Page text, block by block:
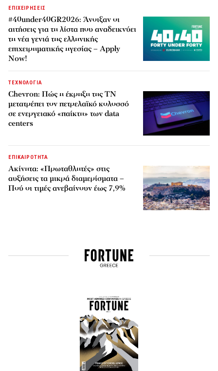
ΕΠΙΧΕΙΡΗΣΕΙΣ
#40under40GR2026: Άνοιξαν οι
αιτήσεις για τη λίστα που αναδεικνύει
τη νέα γενιά της ελληνικής
επιχειρηματικής ηγεσίας – Apply
Now!
ΤΕΧΝΟΛΟΓΙΑ
Chevron: Πώς η έκρηξη της ΤΝ
μετατρέπει τον πετρελαϊκό κολοσσό
σε ενεργειακό «παίκτη» των data
centers
ΕΠΙΚΑΙΡΟΤΗΤΑ
Ακίνητα: «Πρωταθλητές» στις
αυξήσεις τα μικρά διαμερίσματα –
Πού οι τιμές ανεβαίνουν έως 7,9%